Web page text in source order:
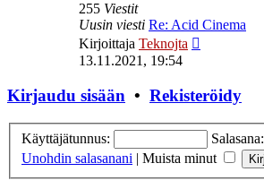
255 Viestit
Uusin viesti Re: Acid Cinema
Kirjoittaja Teknojta
13.11.2021, 19:54
Kirjaudu sisään • Rekisteröidy
Käyttäjätunnus:
Salasana:
Unohdin salasanani | Muista minut